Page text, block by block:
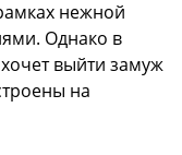
нежной
Однако в
выйти замуж
на